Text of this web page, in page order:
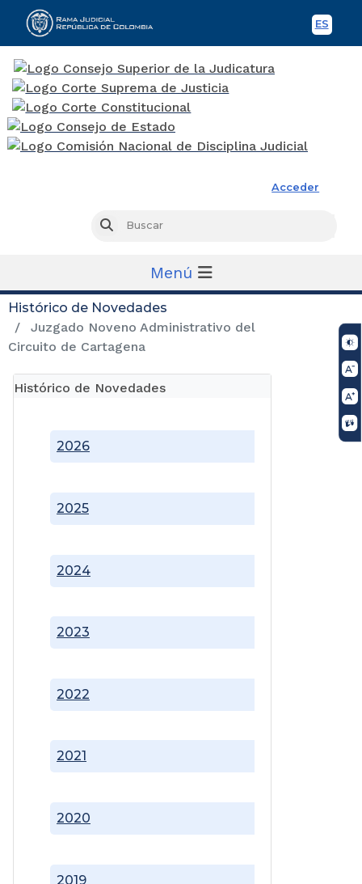
ES
Acceder
Buscar
Menú
Histórico de Novedades
Juzgado Noveno Administrativo del
Circuito de Cartagena
Histórico de Novedades
2019
2020
2021
2022
2023
2024
2025
2026